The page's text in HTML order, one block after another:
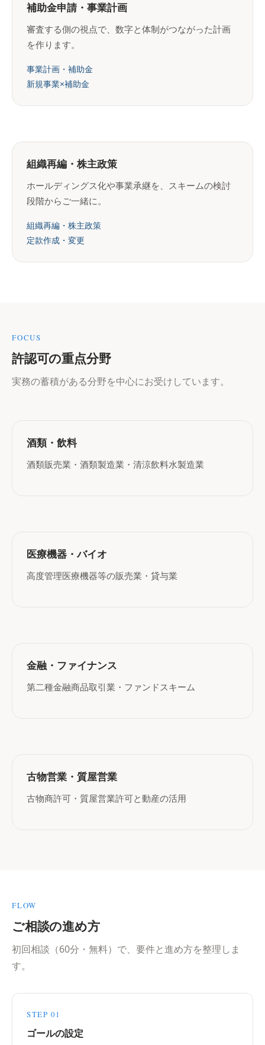
補助金申請・事業計画
審査する側の視点で、数字と体制がつながった計画
を作ります。
事業計画・補助金
新規事業×補助金
組織再編・株主政策
ホールディングス化や事業承継を、スキームの検討
段階からご一緒に。
組織再編・株主政策
定款作成・変更
FOCUS
許認可の重点分野
実務の蓄積がある分野を中心にお受けしています。
酒類・飲料
酒類販売業・酒類製造業・清涼飲料水製造業
医療機器・バイオ
高度管理医療機器等の販売業・貸与業
金融・ファイナンス
第二種金融商品取引業・ファンドスキーム
古物営業・質屋営業
古物商許可・質屋営業許可と動産の活用
FLOW
ご相談の進め方
初回相談（60分・無料）で、要件と進め方を整理しま
す。
STEP 01
ゴールの設定